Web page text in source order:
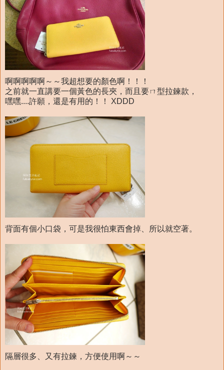
啊啊啊啊啊～～我超想要的顏色啊！！！
之前就一直講要一個黃色的長夾，而且要ㄇ型拉鍊款，
嘿嘿....許願，還是有用的！！ XDDD
背面有個小口袋，可是我很怕東西會掉、所以就空著。
隔層很多、又有拉鍊，方便使用啊～～